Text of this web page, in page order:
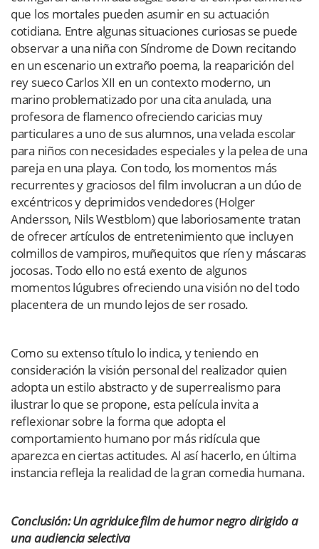
que los mortales pueden asumir en su actuación
cotidiana. Entre algunas situaciones curiosas se puede
observar a una niña con Síndrome de Down recitando
en un escenario un extraño poema, la reaparición del
rey sueco Carlos XII en un contexto moderno, un
marino problematizado por una cita anulada, una
profesora de flamenco ofreciendo caricias muy
particulares a uno de sus alumnos, una velada escolar
para niños con necesidades especiales y la pelea de una
pareja en una playa. Con todo, los momentos más
recurrentes y graciosos del film involucran a un dúo de
excéntricos y deprimidos vendedores (Holger
Andersson, Nils Westblom) que laboriosamente tratan
de ofrecer artículos de entretenimiento que incluyen
colmillos de vampiros, muñequitos que ríen y máscaras
jocosas. Todo ello no está exento de algunos
momentos lúgubres ofreciendo una visión no del todo
placentera de un mundo lejos de ser rosado.
Como su extenso título lo indica, y teniendo en
consideración la visión personal del realizador quien
adopta un estilo abstracto y de superrealismo para
ilustrar lo que se propone, esta película invita a
reflexionar sobre la forma que adopta el
comportamiento humano por más ridícula que
aparezca en ciertas actitudes. Al así hacerlo, en última
instancia refleja la realidad de la gran comedia humana.
Conclusión: Un agridulce film de humor negro dirigido a
una audiencia selectiva